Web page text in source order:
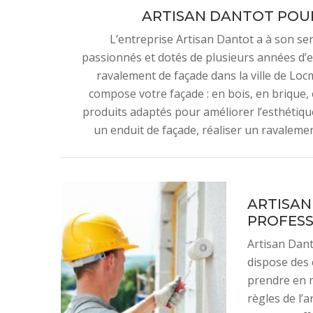
ARTISAN DANTOT
L’entreprise Artisan Dantot a à son
passionnés et dotés de plusieurs années
ravalement de façade dans la ville de
compose votre façade : en bois, en
produits adaptés pour améliorer
un enduit de façade, réaliser un
Artisan
dispose
prendre en
règles de